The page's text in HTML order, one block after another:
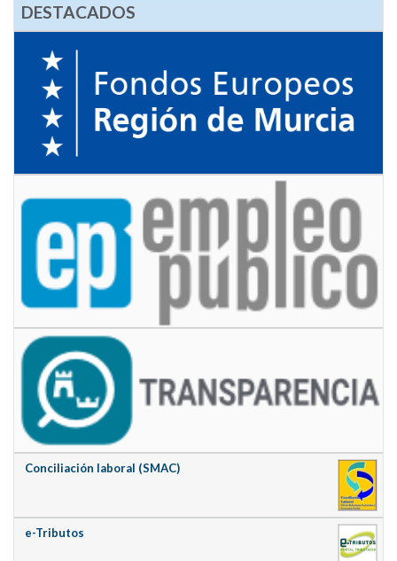
DESTACADOS
Conciliación laboral (SMAC)
e-Tributos